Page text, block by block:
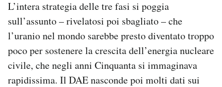
L’intera strategia delle tre fasi si poggia
sull’assunto – rivelatosi poi sbagliato – che
l’uranio nel mondo sarebbe presto diventato troppo
poco per sostenere la crescita dell’energia nucleare
civile, che negli anni Cinquanta si immaginava
rapidissima. Il DAE nasconde poi molti dati sui